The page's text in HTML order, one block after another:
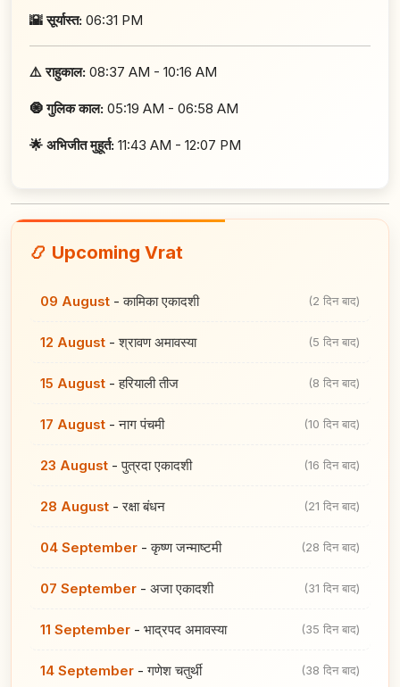
🌇 सूर्यास्त: 06:31 PM
⚠️ राहुकाल: 08:37 AM - 10:16 AM
🧿 गुलिक काल: 05:19 AM - 06:58 AM
🌟 अभिजीत मुहूर्त: 11:43 AM - 12:07 PM
📿 Upcoming Vrat
09 August -कामिका एकादशी (2 दिन बाद)
12 August -श्रावण अमावस्या (5 दिन बाद)
15 August -हरियाली तीज (8 दिन बाद)
17 August -नाग पंचमी (10 दिन बाद)
23 August -पुत्रदा एकादशी (16 दिन बाद)
28 August -रक्षा बंधन (21 दिन बाद)
04 September -कृष्ण जन्माष्टमी (28 दिन बाद)
07 September - अजा एकादशी (31 दिन बाद)
11 September - भाद्रपद अमावस्या (35 दिन बाद)
14 September -गणेश चतुर्थी (38 दिन बाद)